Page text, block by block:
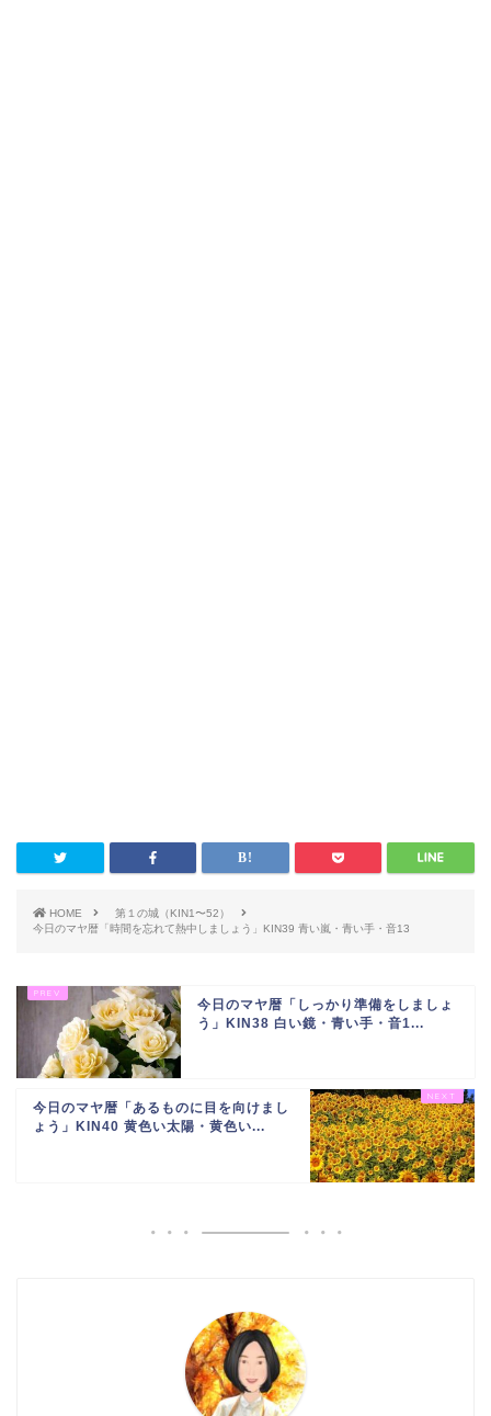
HOME
第１の城（KIN1〜52）
今日のマヤ暦「時間を忘れて熱中しましょう」KIN39 青い嵐・青い手・音13
今日のマヤ暦「しっかり準備をしましょ
う」KIN38 白い鏡・青い手・音1...
今日のマヤ暦「あるものに目を向けまし
ょう」KIN40 黄色い太陽・黄色い...